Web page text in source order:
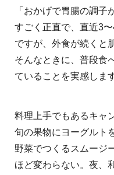
「おかげで胃腸の調子
すごく正直で、直近3
ですが、外食が続くと
そんなときに、普段食
ていることを実感しま
料理上手でもあるキャ
旬の果物にヨーグルト
野菜でつくるスムージ
ほど変わらない。夜、